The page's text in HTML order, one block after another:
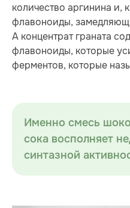
количество аргинина и,
флавоноиды,
А концентрат граната
флавоноиды, которые
ферментов, которые
Именно смесь
сока восполняет
синтазной